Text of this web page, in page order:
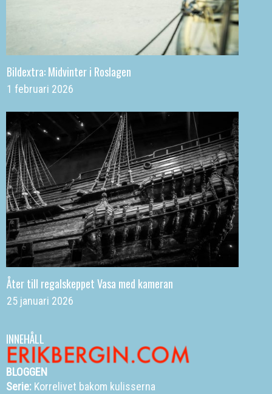
Bildextra: Midvinter i Roslagen
1 februari 2026
Åter till regalskeppet Vasa med kameran
25 januari 2026
INNEHÅLL
BLOGGEN
Serie: Korrelivet bakom kulisserna